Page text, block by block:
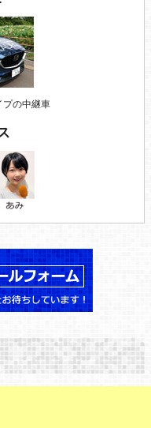
プの中継車